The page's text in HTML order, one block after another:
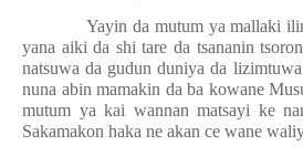
Yayin da mutum ya mallaki
yana aiki da shi tare da tsananin
natsuwa da gudun duniya da
nuna abin mamakin da ba kowane
mutum ya kai wannan matsayi ke
Sakamakon haka ne akan ce wane